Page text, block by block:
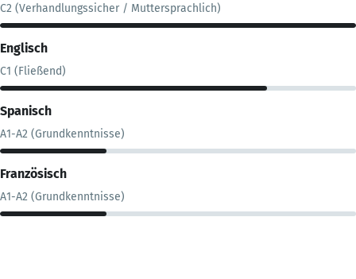
C2 (Verhandlungssicher / Muttersprachlich)
Englisch
C1 (Fließend)
Spanisch
A1-A2 (Grundkenntnisse)
Französisch
A1-A2 (Grundkenntnisse)